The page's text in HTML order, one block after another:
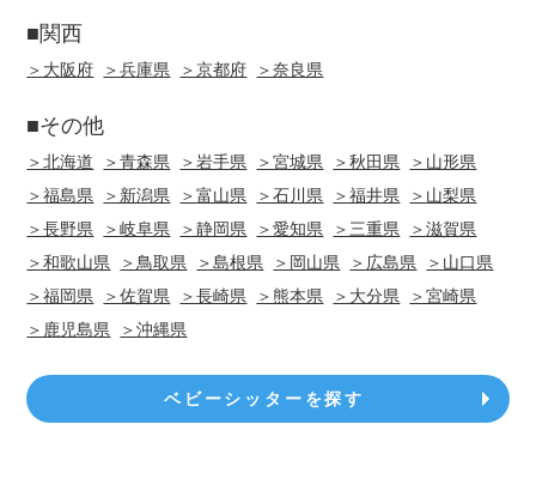
■関西
＞大阪府 ＞兵庫県 ＞京都府 ＞奈良県
■その他
＞北海道 ＞青森県 ＞岩手県 ＞宮城県 ＞秋田県
＞山形県
＞福島県
＞新潟県 ＞富山県 ＞石川県 ＞福井県
＞山梨県
＞長野県
＞岐阜県 ＞静岡県 ＞愛知県 ＞三重県
＞滋賀県
＞和歌山県
＞鳥取県 ＞島根県 ＞岡山県 ＞広島県
＞山口県
＞福岡県
＞佐賀県 ＞長崎県 ＞熊本県 ＞大分県
＞宮崎県
＞鹿児島県
＞沖縄県
ベビーシッターを探す